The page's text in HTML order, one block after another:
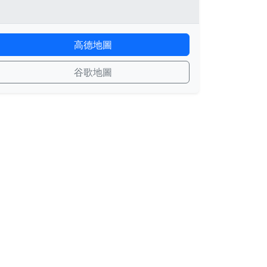
高德地圖
谷歌地圖